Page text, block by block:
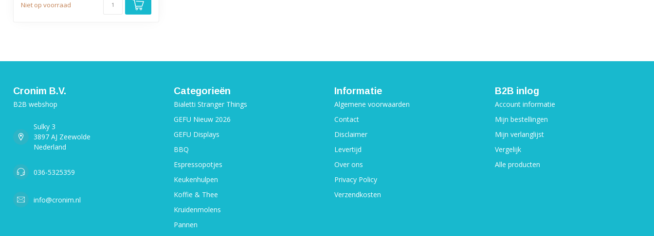
Niet op voorraad
Cronim B.V.
B2B webshop
Sulky 3
3897 AJ Zeewolde
Nederland
036-5325359
info@cronim.nl
Categorieën
Bialetti Stranger Things
GEFU Nieuw 2026
GEFU Displays
BBQ
Espressopotjes
Keukenhulpen
Koffie & Thee
Kruidenmolens
Pannen
Informatie
Algemene voorwaarden
Contact
Disclaimer
Levertijd
Over ons
Privacy Policy
Verzendkosten
B2B inlog
Account informatie
Mijn bestellingen
Mijn verlanglijst
Vergelijk
Alle producten